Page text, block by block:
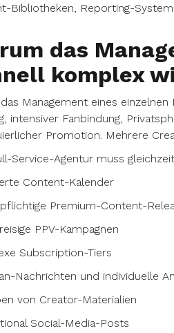
Bibliotheken, Reporting-
das
komplex
Management eines
intensiver Fanbindung,
Promotion. Mehrere
Service-Agentur muss
Content-Kalender
Premium-Content-
PPV-Kampagnen
Subscription-Tiers
Nachrichten und individuelle
von Creator-Materialien
Social-Media-Posts